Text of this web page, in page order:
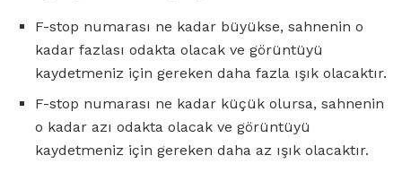
F-stop numarası ne kadar büyükse, sahnenin o
kadar fazlası odakta olacak ve görüntüyü
kaydetmeniz için gereken daha fazla ışık olacaktır.
F-stop numarası ne kadar küçük olursa, sahnenin
o kadar azı odakta olacak ve görüntüyü
kaydetmeniz için gereken daha az ışık olacaktır.